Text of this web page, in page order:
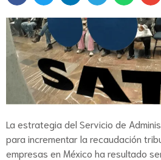
La estrategia del Servicio de
para incrementar la recaudación
empresas en México ha resultado